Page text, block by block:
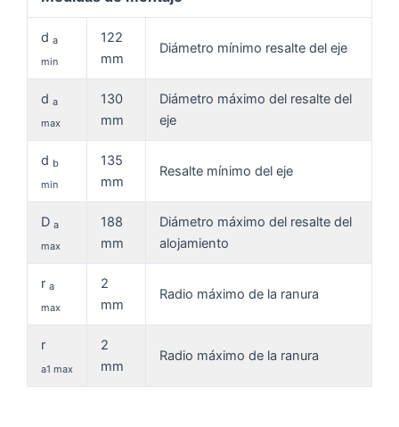
d a
min
122
mm
Diámetro mínimo resalte del eje
d a
max
130
mm
Diámetro máximo del resalte del
eje
d b
min
135
mm
Resalte mínimo del eje
D a
max
188
mm
Diámetro máximo del resalte del
alojamiento
r a
max
2
mm
Radio máximo de la ranura
r
a1 max
2
mm
Radio máximo de la ranura